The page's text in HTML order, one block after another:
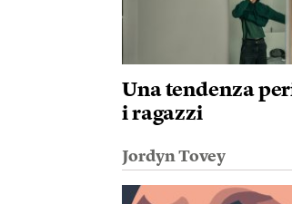
Una tendenza
i ragazzi
Jordyn Tovey